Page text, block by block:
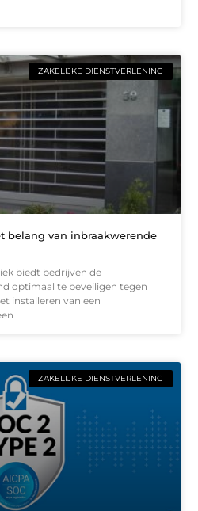
ZAKELIJKE DIENSTVERLENING
belang van inbraakwerende
biedt bedrijven de
optimaal te beveiligen tegen
installeren van een
ZAKELIJKE DIENSTVERLENING